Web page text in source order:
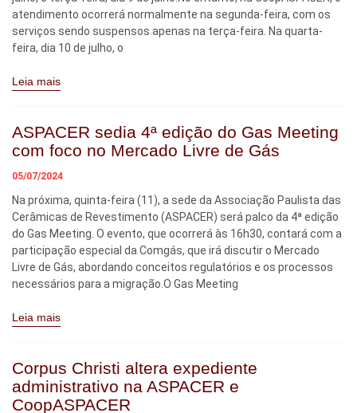
atendimento ocorrerá normalmente na segunda-feira, com os
serviços sendo suspensos apenas na terça-feira. Na quarta-
feira, dia 10 de julho, o
Leia mais
ASPACER sedia 4ª edição do Gas Meeting
com foco no Mercado Livre de Gás
05/07/2024
Na próxima, quinta-feira (11), a sede da Associação Paulista das
Cerâmicas de Revestimento (ASPACER) será palco da 4ª edição
do Gas Meeting. O evento, que ocorrerá às 16h30, contará com a
participação especial da Comgás, que irá discutir o Mercado
Livre de Gás, abordando conceitos regulatórios e os processos
necessários para a migração.O Gas Meeting
Leia mais
Corpus Christi altera expediente
administrativo na ASPACER e
CoopASPACER